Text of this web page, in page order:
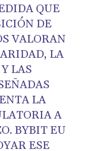
QUE
DE
VALORAN
LA
LAS
LA
A
BYBIT EU
ESE